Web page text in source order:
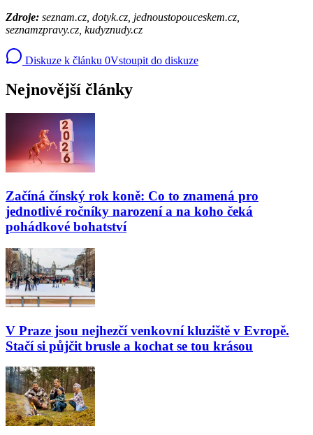
Zdroje: seznam.cz, dotyk.cz, jednoustopouceskem.cz,
seznamzpravy.cz, kudyznudy.cz
Diskuze k článku 0Vstoupit do diskuze
Nejnovější články
Začíná čínský rok koně: Co to znamená pro
jednotlivé ročníky narození a na koho čeká
pohádkové bohatství
V Praze jsou nejhezčí venkovní kluziště v Evropě.
Stačí si půjčit brusle a kochat se tou krásou